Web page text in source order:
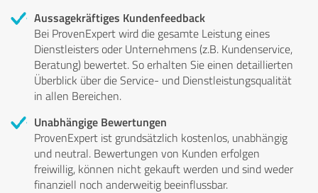
Aussagekräftiges Kundenfeedback
Bei ProvenExpert wird die gesamte Leistung eines
Dienstleisters oder Unternehmens (z.B. Kundenservice,
Beratung) bewertet. So erhalten Sie einen detaillierten
Überblick über die Service- und Dienstleistungsqualität
in allen Bereichen.
Unabhängige Bewertungen
ProvenExpert ist grundsätzlich kostenlos, unabhängig
und neutral. Bewertungen von Kunden erfolgen
freiwillig, können nicht gekauft werden und sind weder
finanziell noch anderweitig beeinflussbar.